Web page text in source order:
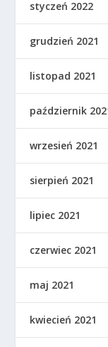
styczeń 2022
grudzień 2021
listopad 2021
październik
wrzesień 2021
sierpień 2021
lipiec 2021
czerwiec 2021
maj 2021
kwiecień 2021